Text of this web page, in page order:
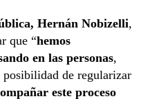
Hernán Nobizelli,
que “hemos
en las personas,
posibilidad de regularizar
este proceso